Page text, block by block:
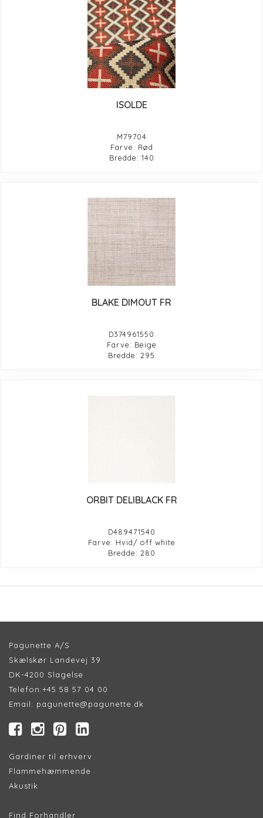
ISOLDE
M79704
Farve: Rød
Bredde: 140
BLAKE DIMOUT FR
D374961550
Farve: Beige
Bredde: 295
ORBIT DELIBLACK FR
D489471540
Farve: Hvid/ off white
Bredde: 280
Pagunette A/S
Skælskør Landevej 39
DK-4200 Slagelse
Telefon:+45 58 57 04 00
Email: pagunette@pagunette.dk
Gardiner til erhverv
Flammehæmmende
Akustik
Find Forhandler